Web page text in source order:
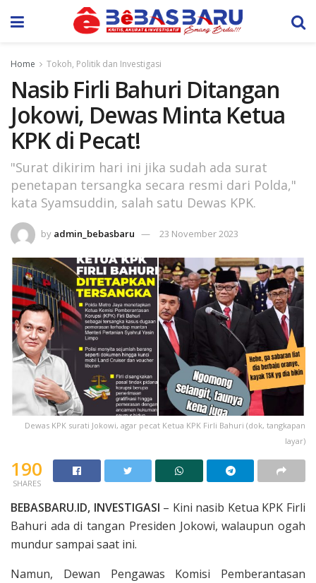
Home Tokoh, Politik dan Investigasi
Nasib Firli Bahuri Ditangan
Jokowi, Dewas Minta Ketua
KPK di Pecat!
"Surat dikirim hari ini jika sudah ada surat
penetapan tersangka secara resmi dari Polda,"
kata Syamsuddin, salah satu Dewas KPK.
by admin_bebasbaru 23 November 2023
Dewas KPK surati Jokowi, agar pecat Ketua KPK Firli Bahuri (dok, tangkapan
layar)
190
SHARES
BEBASBARU.ID, INVESTIGASI – Kini nasib Ketua KPK Firli
Bahuri ada di tangan Presiden Jokowi, walaupun ogah
mundur sampai saat ini.
Namun, Dewan Pengawas Komisi Pemberantasan